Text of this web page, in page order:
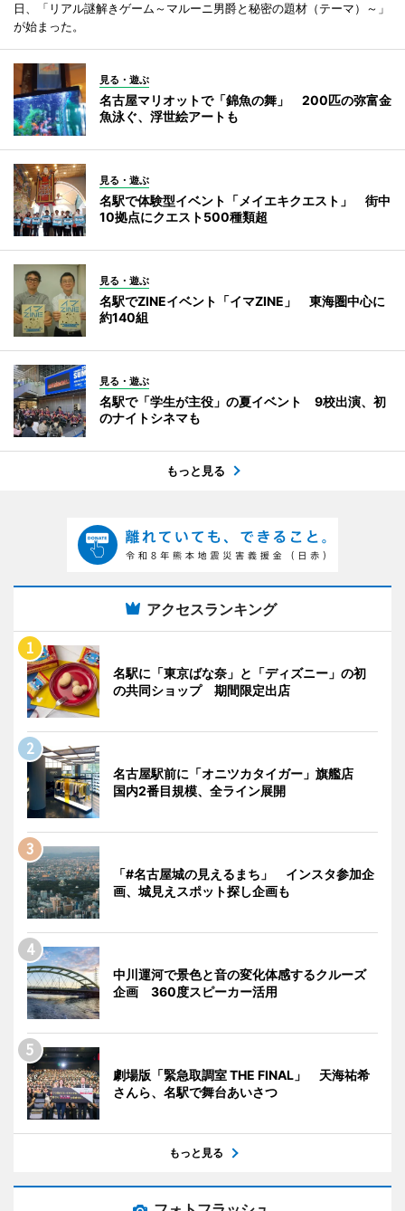
日、「リアル謎解きゲーム～マルーニ男爵と秘密の題材（テーマ）～」
が始まった。
見る・遊ぶ
名古屋マリオットで「錦魚の舞」 200匹の弥富金
魚泳ぐ、浮世絵アートも
見る・遊ぶ
名駅で体験型イベント「メイエキクエスト」 街中
10拠点にクエスト500種類超
見る・遊ぶ
名駅でZINEイベント「イマZINE」 東海圏中心に
約140組
見る・遊ぶ
名駅で「学生が主役」の夏イベント 9校出演、初
のナイトシネマも
もっと見る
アクセスランキング
名駅に「東京ばな奈」と「ディズニー」の初
の共同ショップ 期間限定出店
名古屋駅前に「オニツカタイガー」旗艦店
国内2番目規模、全ライン展開
「#名古屋城の見えるまち」 インスタ参加企
画、城見えスポット探し企画も
中川運河で景色と音の変化体感するクルーズ
企画 360度スピーカー活用
劇場版「緊急取調室 THE FINAL」 天海祐希
さんら、名駅で舞台あいさつ
もっと見る